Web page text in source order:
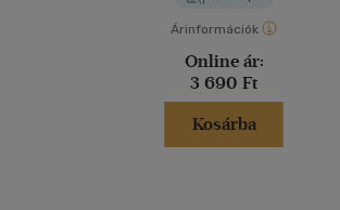
Árinformációk
Online ár:
3 690 Ft
Kosárba